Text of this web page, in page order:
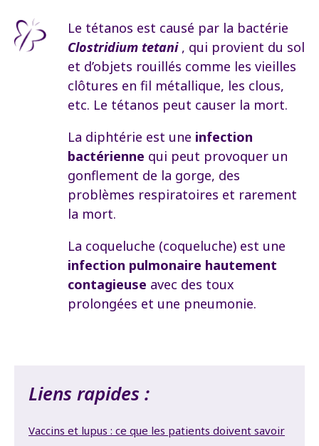
Le tétanos est causé par la bactérie
Clostridium tetani, qui provient du sol
et d’objets rouillés comme les vieilles
clôtures en fil métallique, les clous,
etc. Le tétanos peut causer la mort.
La diphtérie est une infection
bactérienne qui peut provoquer un
gonflement de la gorge, des
problèmes respiratoires et rarement
la mort.
La coqueluche (coqueluche) est une
infection pulmonaire hautement
contagieuse avec des toux
prolongées et une pneumonie.
Liens rapides :
Vaccins et lupus : ce que les patients doivent savoir